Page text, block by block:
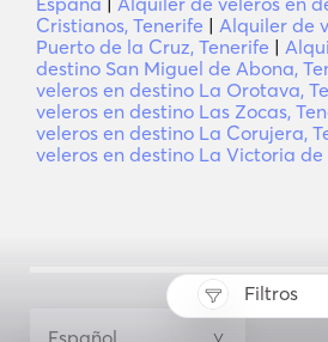
Filtros
Cristianos, Tenerife | Alquiler de
Puerto de la Cruz, Tenerife |
destino San Miguel de Abona,
veleros en destino La Orotava,
veleros en destino Las Zocas,
veleros en destino La Corujera,
veleros en destino La Victoria de